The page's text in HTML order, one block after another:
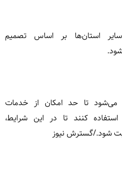
استان‌ها بر اساس تصمیم
می‌شود تا حد امکان از خدمات
کنند تا در این شرایط،
شود./گسترش نیوز